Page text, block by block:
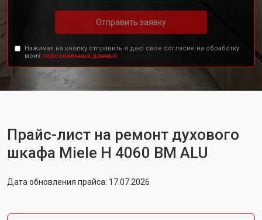
Отправить заявку
Нажимая на кнопку отправить я даю свое согласие на обработку
моих персональных данных.
Прайс-лист на ремонт духового
шкафа Miele H 4060 BM ALU
Дата обновления прайса: 17.07.2026